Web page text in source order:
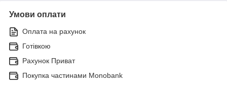
Умови оплати
Оплата на рахунок
Готівкою
Рахунок Приват
Покупка частинами Monobank